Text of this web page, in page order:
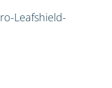
Leafshield-